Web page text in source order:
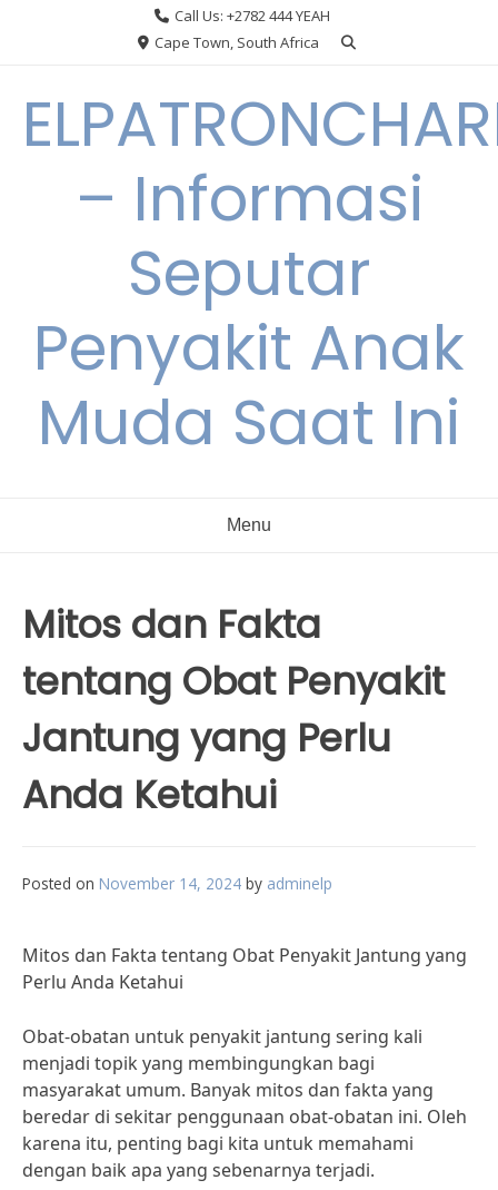
Call Us: +2782 444 YEAH
Cape Town, South Africa
– Informasi
Seputar
Penyakit Anak
Muda Saat Ini
Menu
Mitos dan Fakta
tentang Obat Penyakit
Jantung yang Perlu
Anda Ketahui
Posted on November 14, 2024 by adminelp
Mitos dan Fakta tentang Obat Penyakit Jantung yang
Perlu Anda Ketahui
Obat-obatan untuk penyakit jantung sering kali
menjadi topik yang membingungkan bagi
masyarakat umum. Banyak mitos dan fakta yang
beredar di sekitar penggunaan obat-obatan ini. Oleh
karena itu, penting bagi kita untuk memahami
dengan baik apa yang sebenarnya terjadi.